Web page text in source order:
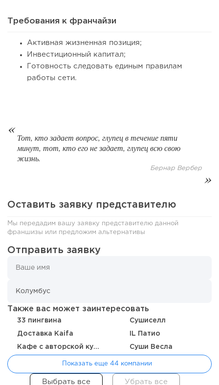
Франшиза кафе: рейтинг лучших франшиз общепита для
открытия заведения
98
Требования к франчайзи
Активная жизненная позиция;
Инвестиционный капитал;
Готовность следовать единым правилам
работы сети.
Тот, кто задает вопрос, глупец в течение пяти
минут, тот, кто его не задает, глупец всю свою
жизнь.
Бернар Вербер
Оставить заявку представителю
Мы передадим вашу заявку представителю данной
франшизы или предложим альтернативы
Отправить заявку
Также вас может заинтересовать
33 пингвина Сушиселл
Доставка Kaifa IL Патио
Кафе с авторской кухней "Здрасте" Суши Весла
Показать еще 44 компании